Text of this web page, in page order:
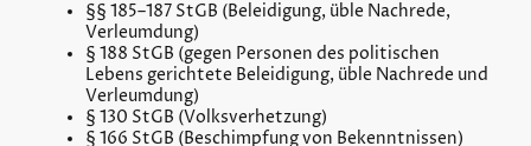
§§ 185–187 StGB (Beleidigung, üble Nachrede,
Verleumdung)
§ 188 StGB (gegen Personen des politischen
Lebens gerichtete Beleidigung, üble Nachrede und
Verleumdung)
§ 130 StGB (Volksverhetzung)
§ 166 StGB (Beschimpfung von Bekenntnissen)